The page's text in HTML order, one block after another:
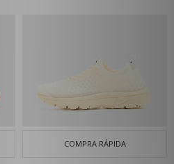
COMPRA RÁPIDA